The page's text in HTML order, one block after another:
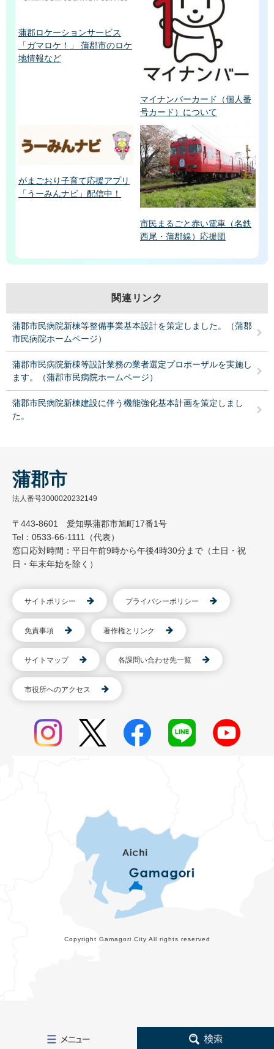
蒲郡ロケーションサービス
「ガマロケ！」 蒲郡市のロケ
地情報など
マイナンバーカード（個人番
号カード）について
がまごおり子育て応援アプリ
「うーみんナビ」配信中！
市民まるごと赤い電車（名鉄
西尾・蒲郡線）応援団
関連リンク
蒲郡市民病院新棟等整備事業基本設計を策定しました。（蒲郡
市民病院ホームページ）
蒲郡市民病院新棟等設計業務の業者選定プロポーザルを実施し
ます。（蒲郡市民病院ホームページ）
蒲郡市民病院新棟建設に伴う機能強化基本計画を策定しまし
た。
蒲郡市
法人番号3000020232149
〒443-8601 愛知県蒲郡市旭町17番1号
Tel：0533-66-1111（代表）
窓口応対時間：平日午前9時から午後4時30分まで（土日・祝
日・年末年始を除く）
サイトポリシー プライバシーポリシー
免責事項 著作権とリンク
サイトマップ 各課問い合わせ先一覧
市役所へのアクセス
Copyright Gamagori City All rights reserved